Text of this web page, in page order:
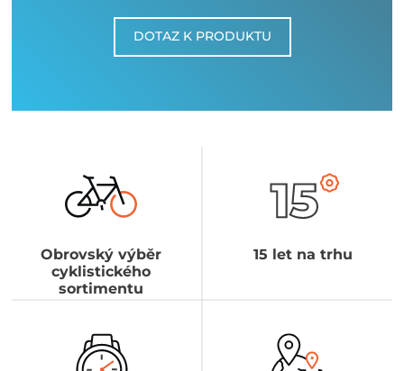
DOTAZ K PRODUKTU
Obrovský výběr
cyklistického
sortimentu
15 let na trhu